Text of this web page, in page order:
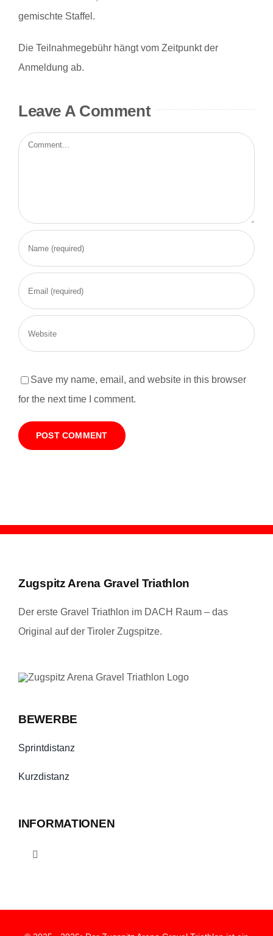
gemischte Staffel.
Die Teilnahmegebühr hängt vom Zeitpunkt der
Anmeldung ab.
Leave A Comment
Comment
Save my name, email, and website in this browser
for the next time I comment.
Zugspitz Arena Gravel Triathlon
Der erste Gravel Triathlon im DACH Raum – das
Original auf der Tiroler Zugspitze.
BEWERBE
Sprintdistanz
Kurzdistanz
INFORMATIONEN
Toggle